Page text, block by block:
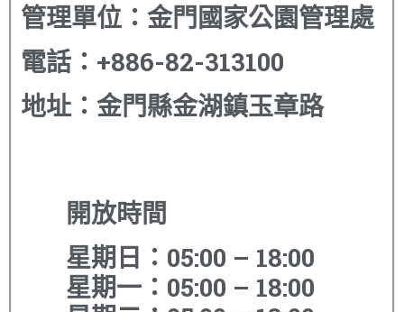
管理單位： 金門國家公園管理處
電話 ： +886-82-313100
地址 ： 金門縣金湖鎮玉章路
開放時間
星期日：05:00 – 18:00
星期一：05:00 – 18:00